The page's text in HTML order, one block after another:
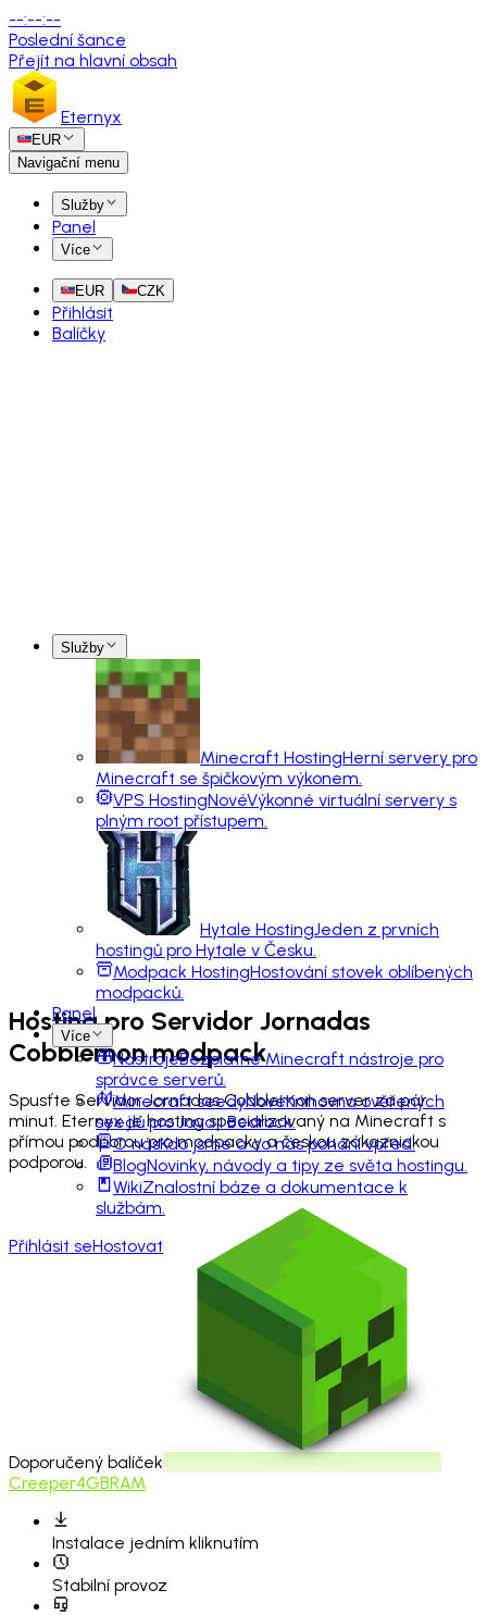
--:--:--
Poslední šance
Přejít na hlavní obsah
Eternyx
EUR
Navigační menu
Služby
Panel
Více
EUR CZK
Přihlásit
Balíčky
Služby
Minecraft HostingHerní servery pro
Minecraft se špičkovým výkonem.
VPS HostingNovéVýkonné virtuální servery s
plným root přístupem.
Hytale HostingJeden z prvních
hostingů pro Hytale v Česku.
Modpack HostingHostování stovek oblíbených
modpacků.
Panel
Více
NástrojeBezplatné Minecraft nástroje pro
správce serverů.
Minecraft seedyNovéKnihovna ověřených
seedů pro Java i Bedrock.
O násKdo jsme a co nás pohání vpřed.
BlogNovinky, návody a tipy ze světa hostingu.
WikiZnalostní báze a dokumentace k
službám.
Přihlásit seHostovat
Hosting pro Servidor Jornadas
Cobblemonmodpack
Spusťte Servidor Jornadas Cobblemon server za pár
minut. Eternyx je hosting specializovaný na Minecraft s
přímou podporou pro modpacky a českou zákaznickou
podporou.
Doporučený balíček
Creeper4GBRAM
Instalace jedním kliknutím
Stabilní provoz